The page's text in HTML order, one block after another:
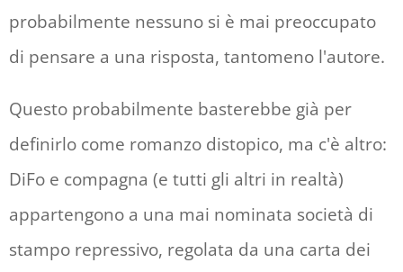
probabilmente nessuno si è mai preoccupato
di pensare a una risposta, tantomeno l'autore.
Questo probabilmente basterebbe già per
definirlo come romanzo distopico, ma c'è altro:
DiFo e compagna (e tutti gli altri in realtà)
appartengono a una mai nominata società di
stampo repressivo, regolata da una carta dei